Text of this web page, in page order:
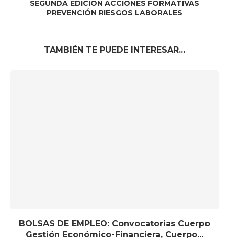
SEGUNDA EDICIÓN ACCIONES FORMATIVAS
PREVENCIÓN RIESGOS LABORALES
TAMBIÉN TE PUEDE INTERESAR...
BOLSAS DE EMPLEO: Convocatorias Cuerpo
Gestión Económico-Financiera, Cuerpo...